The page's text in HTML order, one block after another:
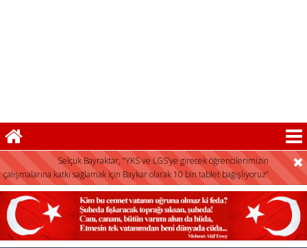
Selçuk Bayraktar, “YKS ve LGS’ye girecek öğrencilerimizin
çalışmalarına katkı sağlamak için Baykar olarak 10 bin tablet bağışlıyoruz”